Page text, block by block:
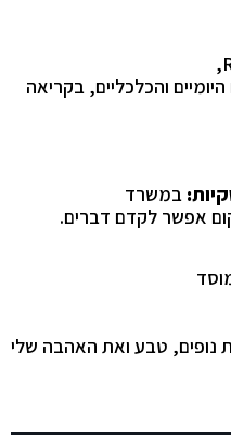
,
והכלכליים, בקריאה
במשרד
אפשר לקדם דברים.
טבע ואת האהבה שלי